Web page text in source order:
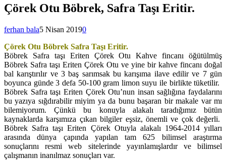
Çörek Otu Böbrek, Safra Taşı Eritir.
ferhan bala5 Nisan 20190
Çörek Otu Böbrek Safra Taşı Eritir.
Böbrek Safra taşı Eriten Çörek Otu Kahve fincanı öğütülmüş
Böbrek Safra taşı Eriten Çörek Otu ve yine bir kahve fincanı doğal
bal karıştırılır ve 3 baş sarımsak bu karışıma ilave edilir ve 7 gün
boyunca günde 3 defa 50-100 gram limon suyu ile birlikte tüketilir.
Böbrek Safra taşı Eriten Çörek Otu’nun insan sağlığına faydalarını
bu yazıya sığdırabilir miyim ya da bunu başaran bir makale var mı
bilemiyorum. Çünkü bu konuyla alakalı taradığımız bütün
kaynaklarda karşımıza çıkan bilgiler eşsiz, önemli ve çok değerli.
Böbrek Safra taşı Eriten Çörek Otuyla alakalı 1964-2014 yılları
arasında dünya çapında yapılan tam 625 bilimsel araştırma
sonuçlarını resmi web sitelerinde yayınlamışlardır ve bilimsel
çalışmanın inanılmaz sonuçları var.